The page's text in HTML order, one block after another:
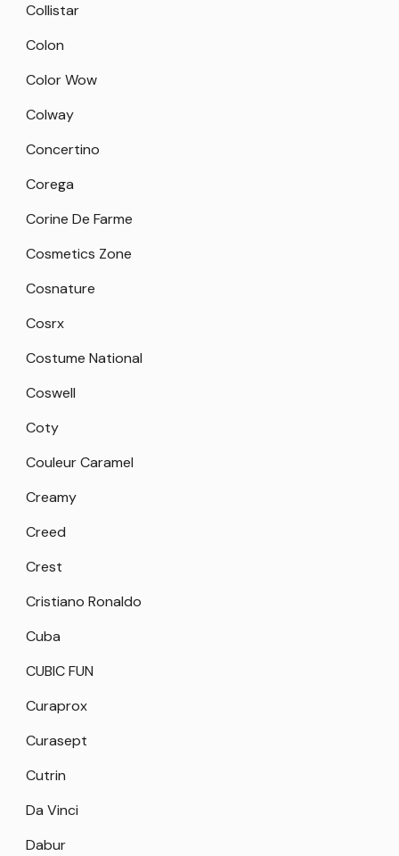
Collistar
Colon
Color Wow
Colway
Concertino
Corega
Corine De Farme
Cosmetics Zone
Cosnature
Cosrx
Costume National
Coswell
Coty
Couleur Caramel
Creamy
Creed
Crest
Cristiano Ronaldo
Cuba
CUBIC FUN
Curaprox
Curasept
Cutrin
Da Vinci
Dabur